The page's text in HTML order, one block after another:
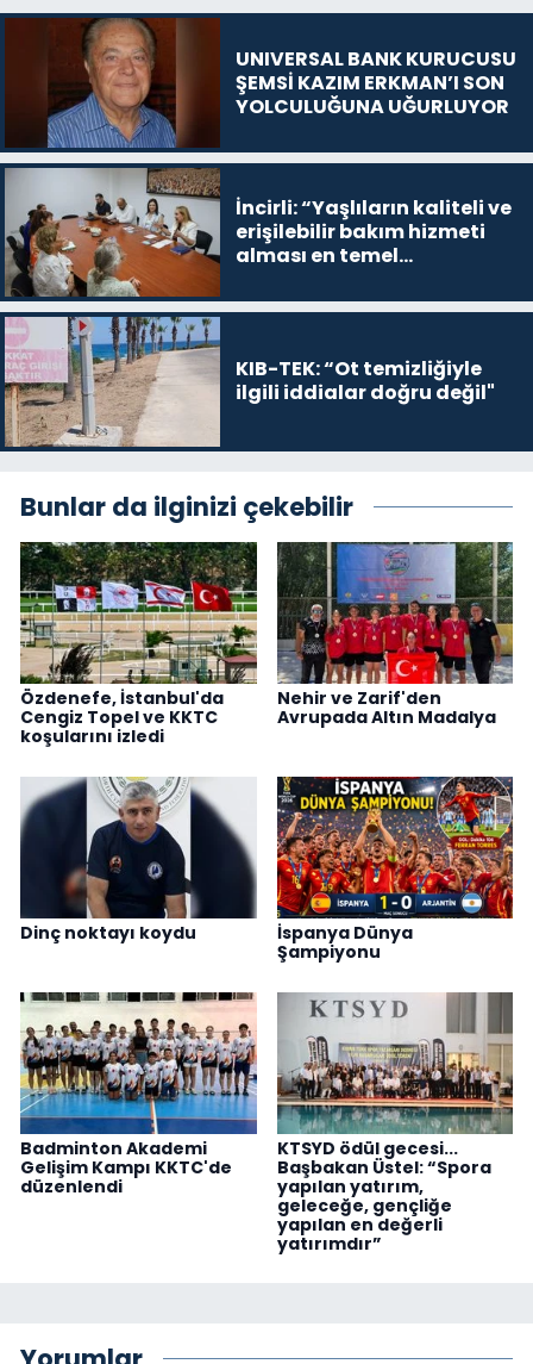
UNIVERSAL BANK KURUCUSU
ŞEMSİ KAZIM ERKMAN’I SON
YOLCULUĞUNA UĞURLUYOR
İncirli: “Yaşlıların kaliteli ve
erişilebilir bakım hizmeti
alması en temel
KIB-TEK: “Ot temizliğiyle
ilgili iddialar doğru değil"
Bunlar da ilginizi çekebilir
Özdenefe, İstanbul'da
Cengiz Topel ve KKTC
koşularını izledi
Nehir ve Zarif'den
Avrupada Altın Madalya
Dinç noktayı koydu
İspanya Dünya
Şampiyonu
Badminton Akademi
Gelişim Kampı KKTC'de
düzenlendi
KTSYD ödül gecesi...
Başbakan Üstel: “Spora
yapılan yatırım,
geleceğe, gençliğe
yapılan en değerli
yatırımdır”